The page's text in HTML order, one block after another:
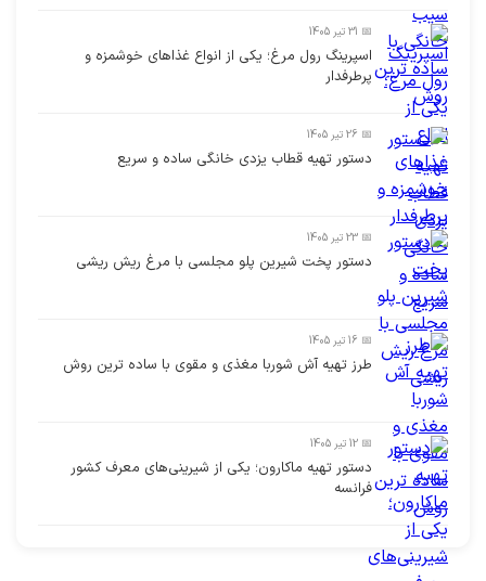
📅 31 تیر 1405
اسپرینگ رول مرغ؛ یکی از انواع غذاهای خوشمزه و
پرطرفدار
📅 26 تیر 1405
دستور تهیه قطاب یزدی خانگی ساده و سریع
📅 23 تیر 1405
دستور پخت شیرین پلو مجلسی با مرغ ریش ریشی
📅 16 تیر 1405
طرز تهیه آش شوربا مغذی و مقوی با ساده ترین روش
📅 12 تیر 1405
دستور تهیه ماکارون؛ یکی از شیرینی‌های معرف کشور
فرانسه